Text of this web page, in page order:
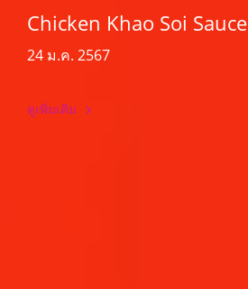
Chicken Khao Soi Sauce
24 ม.ค. 2567
ดูเพิ่มเติม